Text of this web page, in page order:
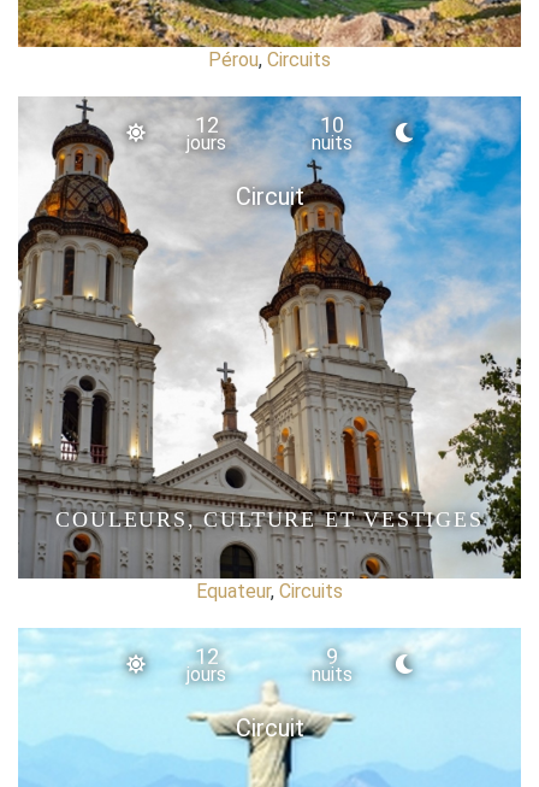
Pérou, Circuits
Circuit
12
jours
10
nuits
COULEURS, CULTURE ET VESTIGES
Equateur, Circuits
Circuit
12
jours
9
nuits